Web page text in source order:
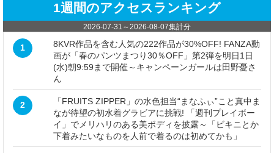
1週間のアクセスランキング
2026-07-31 ～2026-08-07集計分
1
8KVR作品を含む人気の222作品が30%OFF! FANZA動
画が「春のパンツまつり30％OFF」第2弾を明日1日
(水)朝9:59まで開催～キャンペーンガールは田野憂さ
ん
2
「FRUITS ZIPPER」の水色担当“まなふぃ”こと真中ま
なが待望の初水着グラビアに挑戦! 「週刊プレイボー
イ」でメリハリのある美ボディを披露～「ビキニとか
下着みたいなものを人前で着るのは初めてかも」